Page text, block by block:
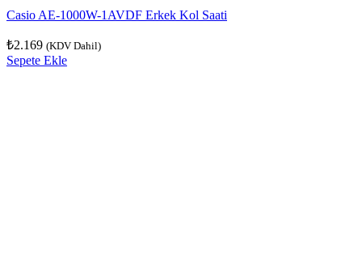
Casio AE-1000W-1AVDF Erkek Kol Saati
₺2.169 (KDV Dahil)
Sepete Ekle